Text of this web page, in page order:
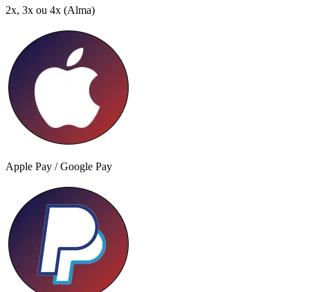
2x, 3x ou 4x (Alma)
Apple Pay / Google Pay